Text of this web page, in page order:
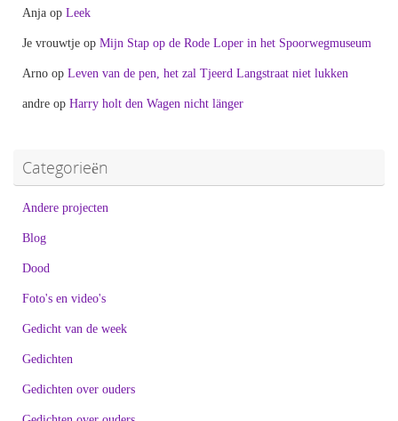
Anja op Leek
Je vrouwtje op Mijn Stap op de Rode Loper in het Spoorwegmuseum
Arno op Leven van de pen, het zal Tjeerd Langstraat niet lukken
andre op Harry holt den Wagen nicht länger
Categorieën
Andere projecten
Blog
Dood
Foto's en video's
Gedicht van de week
Gedichten
Gedichten over ouders